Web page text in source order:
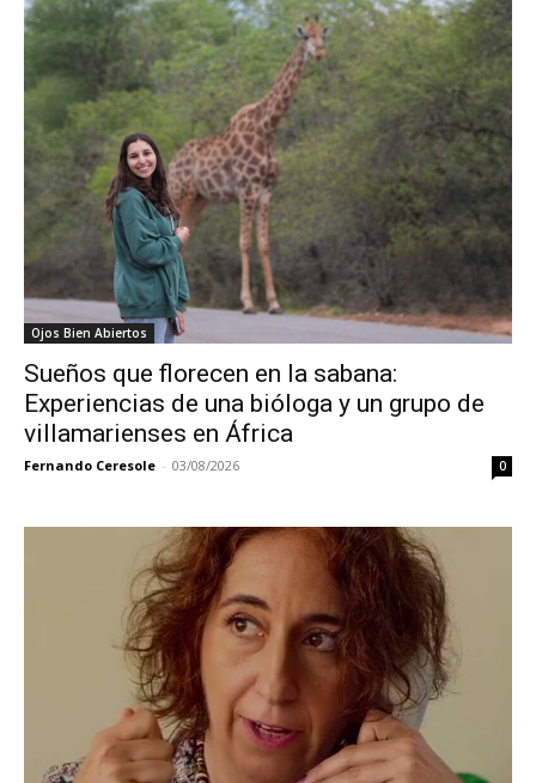
Ojos Bien Abiertos
Sueños que florecen en la sabana:
Experiencias de una bióloga y un grupo de
villamarienses en África
Fernando Ceresole - 03/08/2026 0